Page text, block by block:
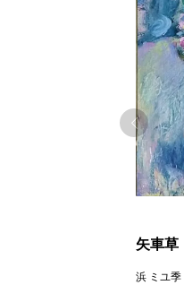
矢車草
浜 ミユ季